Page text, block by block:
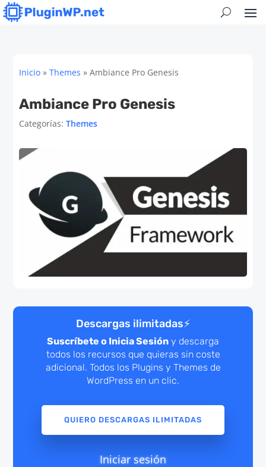
Inicio »Themes »Ambiance Pro Genesis
Ambiance Pro Genesis
Categorías:Themes
Descargas ilimitadas⚡
Suscríbete o Inicia Sesión y descarga
todos los recursos que quieras sin coste
adicional. Todos los Plugins y Themes de
WordPress en un clic.
QUIERO DESCARGAS ILIMITADAS
Iniciar sesión